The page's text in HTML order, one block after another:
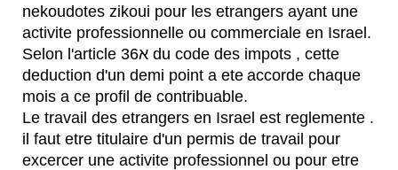
nekoudotes zikoui pour les etrangers ayant une
activite professionnelle ou commerciale en Israel.
Selon l'article 36א du code des impots , cette
deduction d'un demi point a ete accorde chaque
mois a ce profil de contribuable.
Le travail des etrangers en Israel est reglemente .
il faut etre titulaire d'un permis de travail pour
excercer une activite professionnel ou pour etre